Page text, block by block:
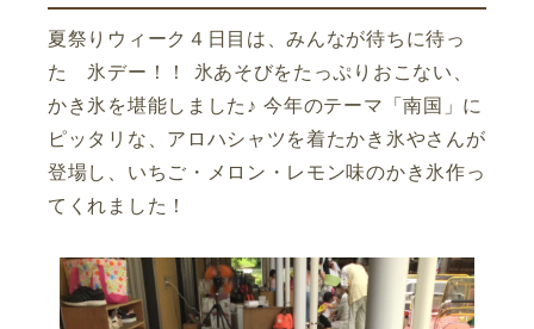
夏祭りウィーク４日目は、みんなが待ちに待っ
た 氷デー！！ 氷あそびをたっぷりおこない、
かき氷を堪能しました♪ 今年のテーマ「南国」に
ピッタリな、アロハシャツを着たかき氷やさんが
登場し、いちご・メロン・レモン味のかき氷作っ
てくれました！